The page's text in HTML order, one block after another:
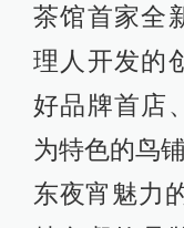
茶馆首家全
理人开发的
好品牌首店
为特色的鸟
东夜宵魅力